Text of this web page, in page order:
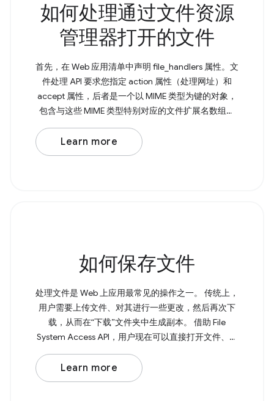
如何处理通过文件资源
管理器打开的文件
首先，在 Web 应用清单中声明 file_handlers 属性。文
件处理 API 要求您指定 action 属性（处理网址）和
accept 属性，后者是一个以 MIME 类型为键的对象，
包含与这些 MIME 类型特别对应的文件扩展名数组。
接下来，您需要使用 File Handling API 通过
launchQueue 命令式地处理已打开的文件。 Browser
Support Source 如果不支持 File Handling API，您仍
Learn more
如何保存文件
处理文件是 Web 上应用最常见的操作之一。 传统上，
用户需要上传文件、对其进行一些更改，然后再次下
载，从而在“下载”文件夹中生成副本。 借助 File
System Access API，用户现在可以直接打开文件、进
行修改，并将更改保存回原始文件。 如需保存文件，
请调用 showSaveFilePicker() ， 该方法会返回一个包
含 FileSystemFileHandle 的 Promise。您可以将所需
Learn more